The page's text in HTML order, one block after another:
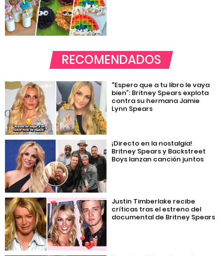
RECOMENDADOS
“Espero que a tu libro le vaya
bien”: Britney Spears explota
contra su hermana Jamie
Lynn Spears
¡Directo en la nostalgia!
Britney Spears y Backstreet
Boys lanzan canción juntos
Justin Timberlake recibe
críticas tras el estreno del
documental de Britney Spears